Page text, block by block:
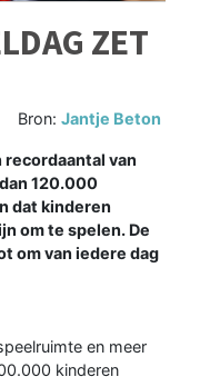
ZET
Bron:Jantje Beton
recordaantal van
120.000
dat kinderen
om te spelen. De
om van iedere dag
en meer
kinderen